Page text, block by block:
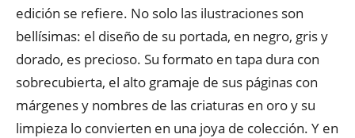
edición se refiere. No solo las ilustraciones son
bellísimas: el diseño de su portada, en negro, gris y
dorado, es precioso. Su formato en tapa dura con
sobrecubierta, el alto gramaje de sus páginas con
márgenes y nombres de las criaturas en oro y su
limpieza lo convierten en una joya de colección. Y en